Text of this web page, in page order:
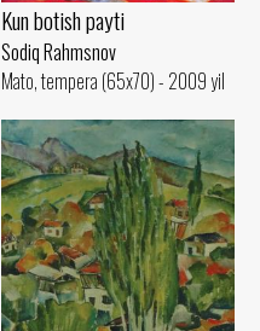
Kun botish payti
Sodiq Rahmsnov
Mato, tempera (65x70) - 2009 yil